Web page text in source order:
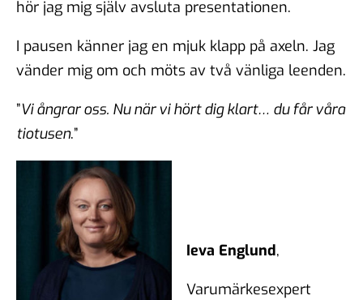
hör jag mig själv avsluta presentationen.
I pausen känner jag en mjuk klapp på axeln. Jag
vänder mig om och möts av två vänliga leenden.
”Vi ångrar oss. Nu när vi hört dig klart… du får våra
tiotusen.”
Ieva Englund,
Varumärkesexpert